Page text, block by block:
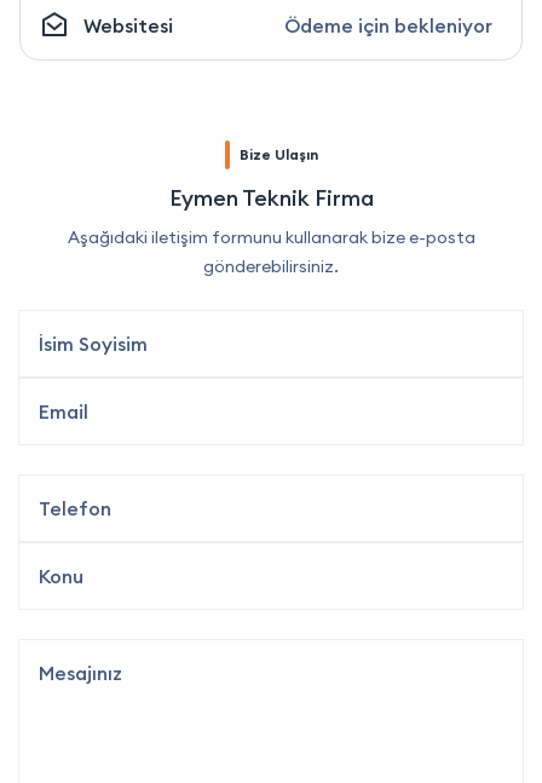
Websitesi Ödeme için bekleniyor
Bize Ulaşın
Eymen Teknik Firma
Aşağıdaki iletişim formunu kullanarak bize e-posta
gönderebilirsiniz.